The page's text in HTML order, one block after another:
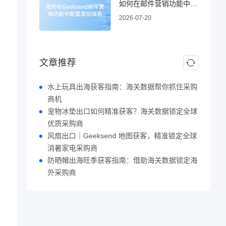
2026-07-20
文章推荐
水上玩具出海获客指南：海关数据帮你抓住采购
商机
宠物冰垫出口如何精准获客？海关数据锁定全球
优质采购商
风扇出口｜Geeksend 地图获客，精准锁定全球
消暑家电采购商
防晒帽出海旺季获客指南：借助海关数据锁定海
外采购商